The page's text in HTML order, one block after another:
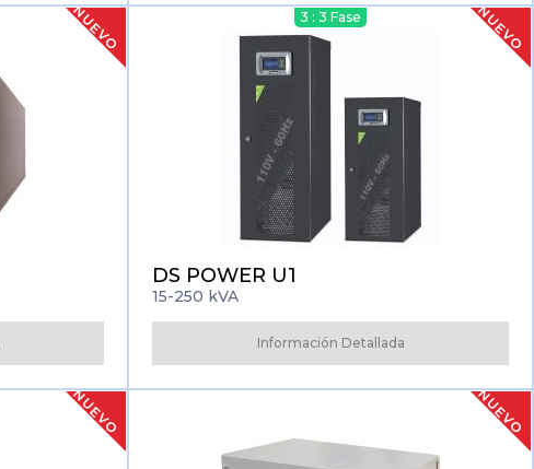
NUEVO NUEVO
3 : 3 Fase
DS POWER U1
15-250 kVA
Información Detallada
NUEVO NUEVO